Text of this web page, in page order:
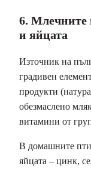
6. Млечните
и яйцата
Източник на
градивен
продукти
обезмаслено
витамини от
В домашните
яйцата – цинк,